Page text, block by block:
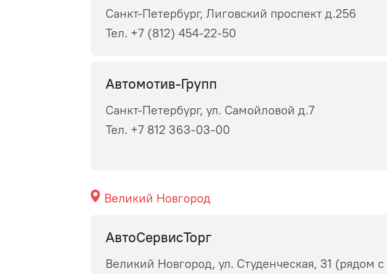
Санкт-Петербург, Лиговский проспект д.256
Тел. +7 (812) 454-22-50
Автомотив-Групп
Санкт-Петербург, ул. Самойловой д.7
Тел. +7 812 363-03-00
Великий Новгород
АвтоСервисТорг
Великий Новгород, ул. Студенческая, 31 (рядом с